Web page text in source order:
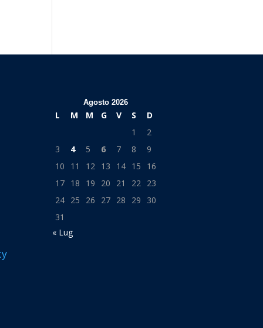
Agosto 2026
L M M G V S
D
1
2
3
4 5 6 7 8
9
10
11 12 13 14 15
16
17 18 19 20 21 22 23
24 25 26 27 28 29
30
31
« Lug